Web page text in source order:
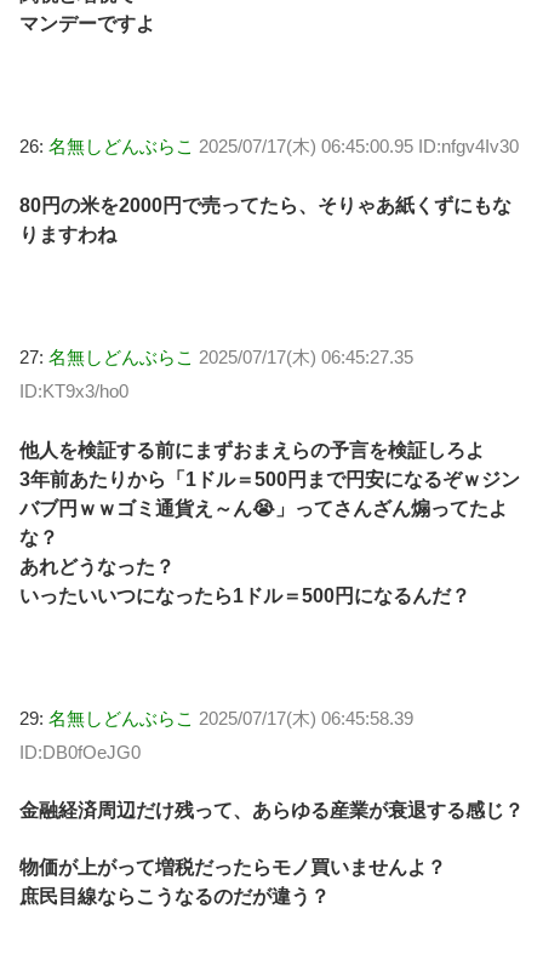
マンデーですよ
26: 名無しどんぶらこ 2025/07/17(木) 06:45:00.95 ID:nfgv4Iv30
80円の米を2000円で売ってたら、そりゃあ紙くずにもな
りますわね
27: 名無しどんぶらこ 2025/07/17(木) 06:45:27.35
ID:KT9x3/ho0
他人を検証する前にまずおまえらの予言を検証しろよ
3年前あたりから「1ドル＝500円まで円安になるぞｗジン
バブ円ｗｗゴミ通貨え～ん😭」ってさんざん煽ってたよ
な？
あれどうなった？
いったいいつになったら1ドル＝500円になるんだ？
29: 名無しどんぶらこ 2025/07/17(木) 06:45:58.39
ID:DB0fOeJG0
金融経済周辺だけ残って、あらゆる産業が衰退する感じ？
物価が上がって増税だったらモノ買いませんよ？
庶民目線ならこうなるのだが違う？